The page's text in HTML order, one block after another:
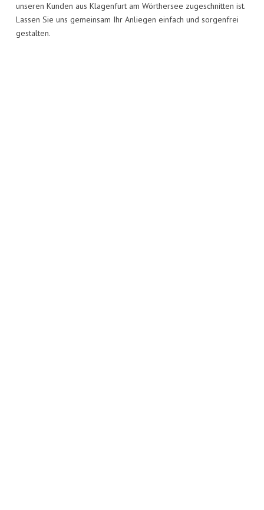
unseren Kunden aus Klagenfurt am Wörthersee zugeschnitten ist.
Lassen Sie uns gemeinsam Ihr Anliegen einfach und sorgenfrei
gestalten.